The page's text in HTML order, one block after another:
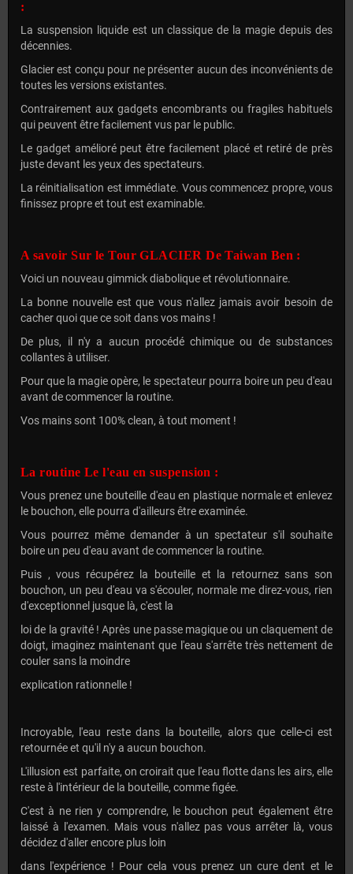
:
La suspension liquide est un classique de la magie depuis des
décennies.
Glacier est conçu pour ne présenter aucun des inconvénients de
toutes les versions existantes.
Contrairement aux gadgets encombrants ou fragiles habituels
qui peuvent être facilement vus par le public.
Le gadget amélioré peut être facilement placé et retiré de près
juste devant les yeux des spectateurs.
La réinitialisation est immédiate. Vous commencez propre, vous
finissez propre et tout est examinable.
A savoir Sur le Tour GLACIER De Taiwan Ben :
Voici un nouveau gimmick diabolique et révolutionnaire.
La bonne nouvelle est que vous n'allez jamais avoir besoin de
cacher quoi que ce soit dans vos mains !
De plus, il n'y a aucun procédé chimique ou de substances
collantes à utiliser.
Pour que la magie opère, le spectateur pourra boire un peu d'eau
avant de commencer la routine.
Vos mains sont 100% clean, à tout moment !
La routine Le l'eau en suspension :
Vous prenez une bouteille d'eau en plastique normale et enlevez
le bouchon, elle pourra d'ailleurs être examinée.
Vous pourrez même demander à un spectateur s'il souhaite
boire un peu d'eau avant de commencer la routine.
Puis , vous récupérez la bouteille et la retournez sans son
bouchon, un peu d'eau va s'écouler, normale me direz-vous, rien
d'exceptionnel jusque là, c'est la
loi de la gravité ! Après une passe magique ou un claquement de
doigt, imaginez maintenant que l'eau s'arrête très nettement de
couler sans la moindre
explication rationnelle !
Incroyable, l'eau reste dans la bouteille, alors que celle-ci est
retournée et qu'il n'y a aucun bouchon.
L'illusion est parfaite, on croirait que l'eau flotte dans les airs, elle
reste à l'intérieur de la bouteille, comme figée.
C'est à ne rien y comprendre, le bouchon peut également être
laissé à l'examen. Mais vous n'allez pas vous arrêter là, vous
décidez d'aller encore plus loin
dans l'expérience ! Pour cela vous prenez un cure dent et le